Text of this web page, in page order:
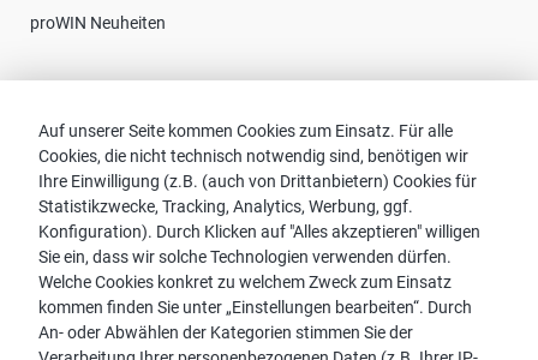
Auf unserer Seite kommen Cookies zum Einsatz. Für alle
Cookies, die nicht technisch notwendig sind, benötigen wir
Ihre Einwilligung (z.B. (auch von Drittanbietern) Cookies für
Statistikzwecke, Tracking, Analytics, Werbung, ggf.
Konfiguration). Durch Klicken auf "Alles akzeptieren" willigen
Sie ein, dass wir solche Technologien verwenden dürfen.
Welche Cookies konkret zu welchem Zweck zum Einsatz
kommen finden Sie unter „Einstellungen bearbeiten“. Durch
An- oder Abwählen der Kategorien stimmen Sie der
proWIN Neuheiten
Vertriebspartnersuche
Kontakt zu proWIN
Service-FAQ
Hinweis: